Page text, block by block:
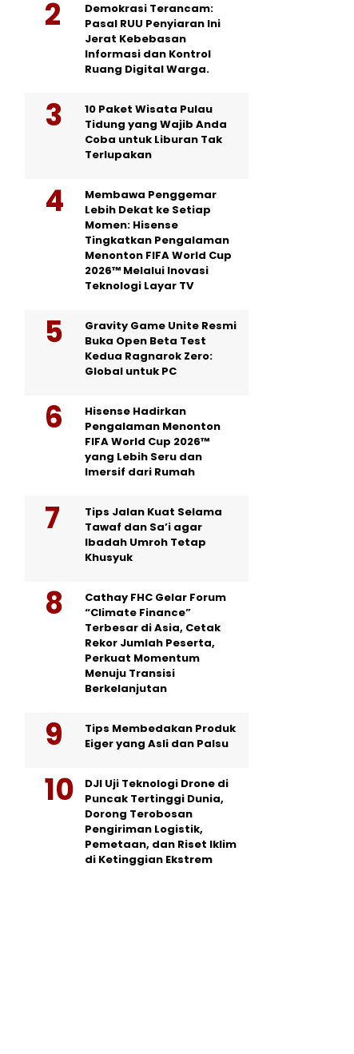
Demokrasi Terancam:
Pasal RUU Penyiaran Ini
Jerat Kebebasan
Informasi dan Kontrol
Ruang Digital Warga.
10 Paket Wisata Pulau
Tidung yang Wajib Anda
Coba untuk Liburan Tak
Terlupakan
Membawa Penggemar
Lebih Dekat ke Setiap
Momen: Hisense
Tingkatkan Pengalaman
Menonton FIFA World Cup
2026™ Melalui Inovasi
Teknologi Layar TV
Gravity Game Unite Resmi
Buka Open Beta Test
Kedua Ragnarok Zero:
Global untuk PC
Hisense Hadirkan
Pengalaman Menonton
FIFA World Cup 2026™
yang Lebih Seru dan
Imersif dari Rumah
Tips Jalan Kuat Selama
Tawaf dan Sa’i agar
Ibadah Umroh Tetap
Khusyuk
Cathay FHC Gelar Forum
“Climate Finance”
Terbesar di Asia, Cetak
Rekor Jumlah Peserta,
Perkuat Momentum
Menuju Transisi
Berkelanjutan
Tips Membedakan Produk
Eiger yang Asli dan Palsu
DJI Uji Teknologi Drone di
Puncak Tertinggi Dunia,
Dorong Terobosan
Pengiriman Logistik,
Pemetaan, dan Riset Iklim
di Ketinggian Ekstrem